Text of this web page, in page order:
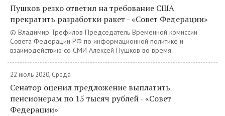
Пушков резко ответил на требование США
прекратить разработки ракет - «Совет Федерации»
© Владимир Трефилов Председатель Временной комиссии
Совета Федерации РФ по информационной политике и
взаимодействию со СМИ Алексей Пушков во время...
22 июль 2020, Среда
Сенатор оценил предложение выплатить
пенсионерам по 15 тысяч рублей - «Совет
Федерации»